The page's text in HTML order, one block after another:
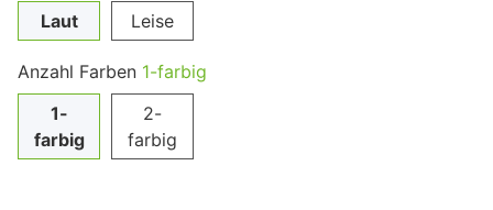
Laut
Leise
Anzahl Farben 1-farbig
1-
farbig
2-
farbig